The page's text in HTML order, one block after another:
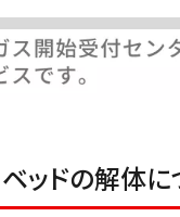
ッドの解体